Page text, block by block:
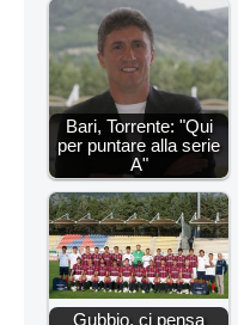
Bari, Torrente: "Qui
per puntare alla serie
A"
Gubbio, ci pensa